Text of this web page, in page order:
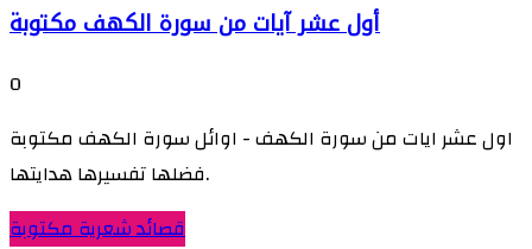
أول عشر آيات من سورة الكهف مكتوبة
0
اول عشر ايات من سورة الكهف - اوائل سورة الكهف مكتوبة
فضلها تفسيرها هدايتها.
قصائد شعرية مكتوبة